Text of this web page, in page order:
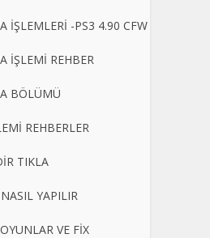
İŞLEMLERİ -PS3 4.90 CFW
İŞLEMİ REHBER
BÖLÜMÜ
REHBERLER
TIKLA
YAPILIR
VE FİX